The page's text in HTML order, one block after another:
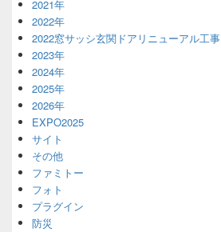
2021年
2022年
2022窓サッシ玄関ドアリニューアル工事
2023年
2024年
2025年
2026年
EXPO2025
サイト
その他
ファミトー
フォト
プラグイン
防災